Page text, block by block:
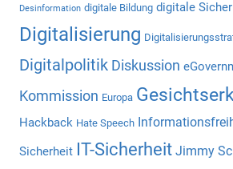
Desinformation digitale Bildung digitale
Digitalisierung
Digitalpolitik Diskussion
Kommission Europa
Hackback Hate Speech
Sicherheit IT-Sicherheit Jimmy